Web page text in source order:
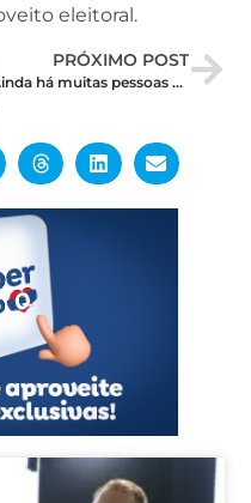
eleitoral.
PRÓXIMO POST
“Ainda há muitas pessoas que não conhecem minha pré-candidatura ao Senado”, diz Samanda Alves